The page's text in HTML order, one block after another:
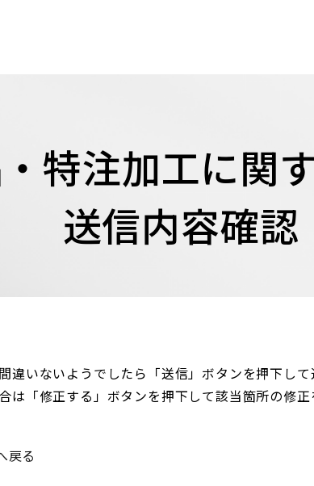
特注加工に関
送信内容確認
違いないようでしたら「送信」ボタンを押下して
は「修正する」ボタンを押下して該当箇所の修正
戻る